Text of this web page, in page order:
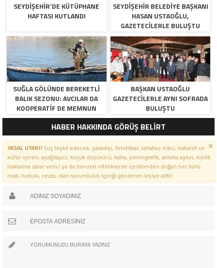
SEYDIŞEHIR’DE KÜTÜPHANE
HAFTASI KUTLANDI
SEYDIŞEHIR BELEDIYE BAŞKANI
HASAN USTAOĞLU,
GAZETECILERLE BULUŞTU
SUĞLA GÖLÜNDE BEREKETLI
BALIK SEZONU: AVCILAR DA
KOOPERATIF DE MEMNUN
BAŞKAN USTAOĞLU
GAZETECILERLE AYNI SOFRADA
BULUŞTU
HABER HAKKINDA GÖRÜŞ BELİRT
YASAL UYARI!Suç teşkil edecek, yasadışı, tehditkar, rahatsız edici, hakaret ve
küfür içeren, aşağılayıcı, küçük düşürücü, kaba, pornografik, ahlaka aykırı, kişilik
haklarına zarar verici ya da benzeri niteliklerde içeriklerden doğan her türlü
mali, hukuki, cezai, idari sorumluluk içeriği gönderen kişiye aittir.